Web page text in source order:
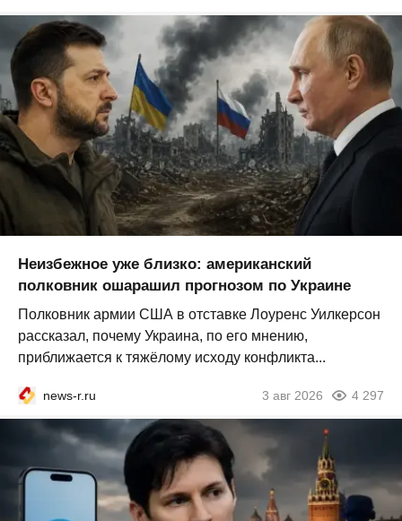
Неизбежное уже близко: американский
полковник ошарашил прогнозом по Украине
Полковник армии США в отставке Лоуренс Уилкерсон
рассказал, почему Украина, по его мнению,
приближается к тяжёлому исходу конфликта...
news-r.ru 3 авг 2026 4 297